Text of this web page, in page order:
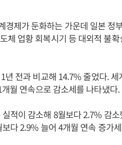
경제가 둔화하는 가운데 일본 정
체 업황 회복시기 등 대외적 불
년 전과 비교해 14.7% 줄었다.
월 연속으로 감소세를 나타냈다.
적이 감소해 8월보다 2.7% 감
다 2.9% 늘어 4개월 연속 증가